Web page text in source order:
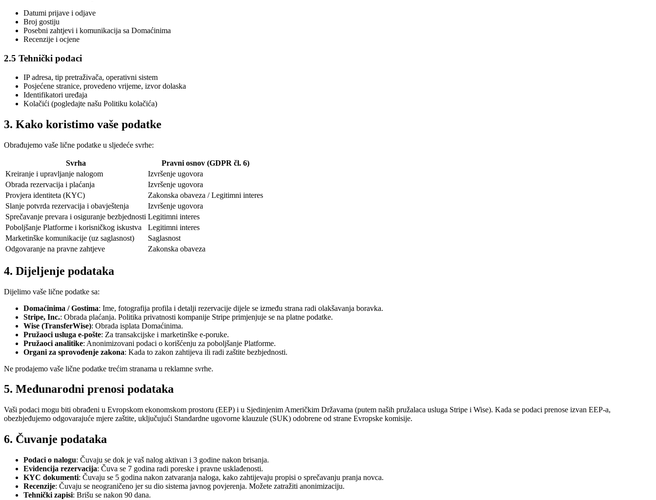
Datumi prijave i odjave
Broj gostiju
Posebni zahtjevi i komunikacija sa Domaćinima
Recenzije i ocjene
2.5 Tehnički podaci
IP adresa, tip pretraživača, operativni sistem
Posjećene stranice, provedeno vrijeme, izvor dolaska
Identifikatori uređaja
Kolačići (pogledajte našu Politiku kolačića)
3. Kako koristimo vaše podatke
Obrađujemo vaše lične podatke u sljedeće svrhe:
Svrha
Pravni osnov (GDPR čl. 6)
Kreiranje i upravljanje nalogom
Izvršenje ugovora
Obrada rezervacija i plaćanja
Izvršenje ugovora
Provjera identiteta (KYC)
Zakonska obaveza / Legitimni interes
Slanje potvrda rezervacija i obavještenja
Izvršenje ugovora
Sprečavanje prevara i osiguranje bezbjednosti Legitimni interes
Poboljšanje Platforme i korisničkog iskustva
Legitimni interes
Marketinške komunikacije (uz saglasnost)
Saglasnost
Odgovaranje na pravne zahtjeve
Zakonska obaveza
4. Dijeljenje podataka
Dijelimo vaše lične podatke sa:
Domaćinima / Gostima: Ime, fotografija profila i detalji rezervacije dijele se između strana radi olakšavanja boravka.
Stripe, Inc.: Obrada plaćanja. Politika privatnosti kompanije Stripe primjenjuje se na platne podatke.
Wise (TransferWise): Obrada isplata Domaćinima.
Pružaoci usluga e-pošte: Za transakcijske i marketinške e-poruke.
Pružaoci analitike: Anonimizovani podaci o korišćenju za poboljšanje Platforme.
Organi za sprovođenje zakona: Kada to zakon zahtijeva ili radi zaštite bezbjednosti.
Ne prodajemo vaše lične podatke trećim stranama u reklamne svrhe.
5. Međunarodni prenosi podataka
Vaši podaci mogu biti obrađeni u Evropskom ekonomskom prostoru (EEP) i u Sjedinjenim Američkim Državama (putem naših pružalaca usluga Stripe i Wise). Kada se podaci prenose izvan EEP-a,
obezbjeđujemo odgovarajuće mjere zaštite, uključujući Standardne ugovorne klauzule (SUK) odobrene od strane Evropske komisije.
6. Čuvanje podataka
Podaci o nalogu: Čuvaju se dok je vaš nalog aktivan i 3 godine nakon brisanja.
Evidencija rezervacija: Čuva se 7 godina radi poreske i pravne usklađenosti.
KYC dokumenti: Čuvaju se 5 godina nakon zatvaranja naloga, kako zahtijevaju propisi o sprečavanju pranja novca.
Recenzije: Čuvaju se neograničeno jer su dio sistema javnog povjerenja. Možete zatražiti anonimizaciju.
Tehnički zapisi: Brišu se nakon 90 dana.